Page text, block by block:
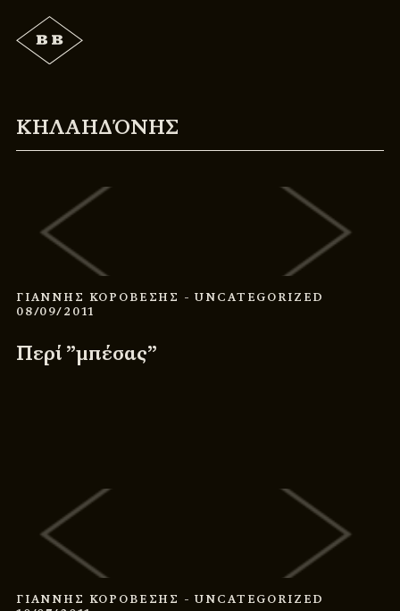
ΚΗΛΑΗΔΌΝΗΣ
ΓΙΑΝΝΗΣ ΚΟΡΟΒΕΣΗΣ - UNCATEGORIZED
08/09/2011
Περί ”μπέσας”
ΓΙΑΝΝΗΣ ΚΟΡΟΒΕΣΗΣ - UNCATEGORIZED